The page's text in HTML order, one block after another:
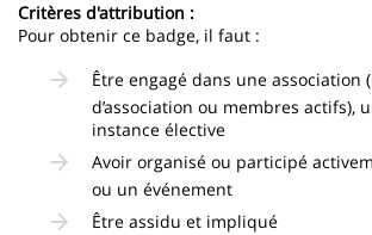
Critères d'attribution :
Pour obtenir ce badge, il faut :
Être engagé dans une association
d’association ou membres actifs),
instance élective
Avoir organisé ou participé
ou un événement
Être assidu et impliqué